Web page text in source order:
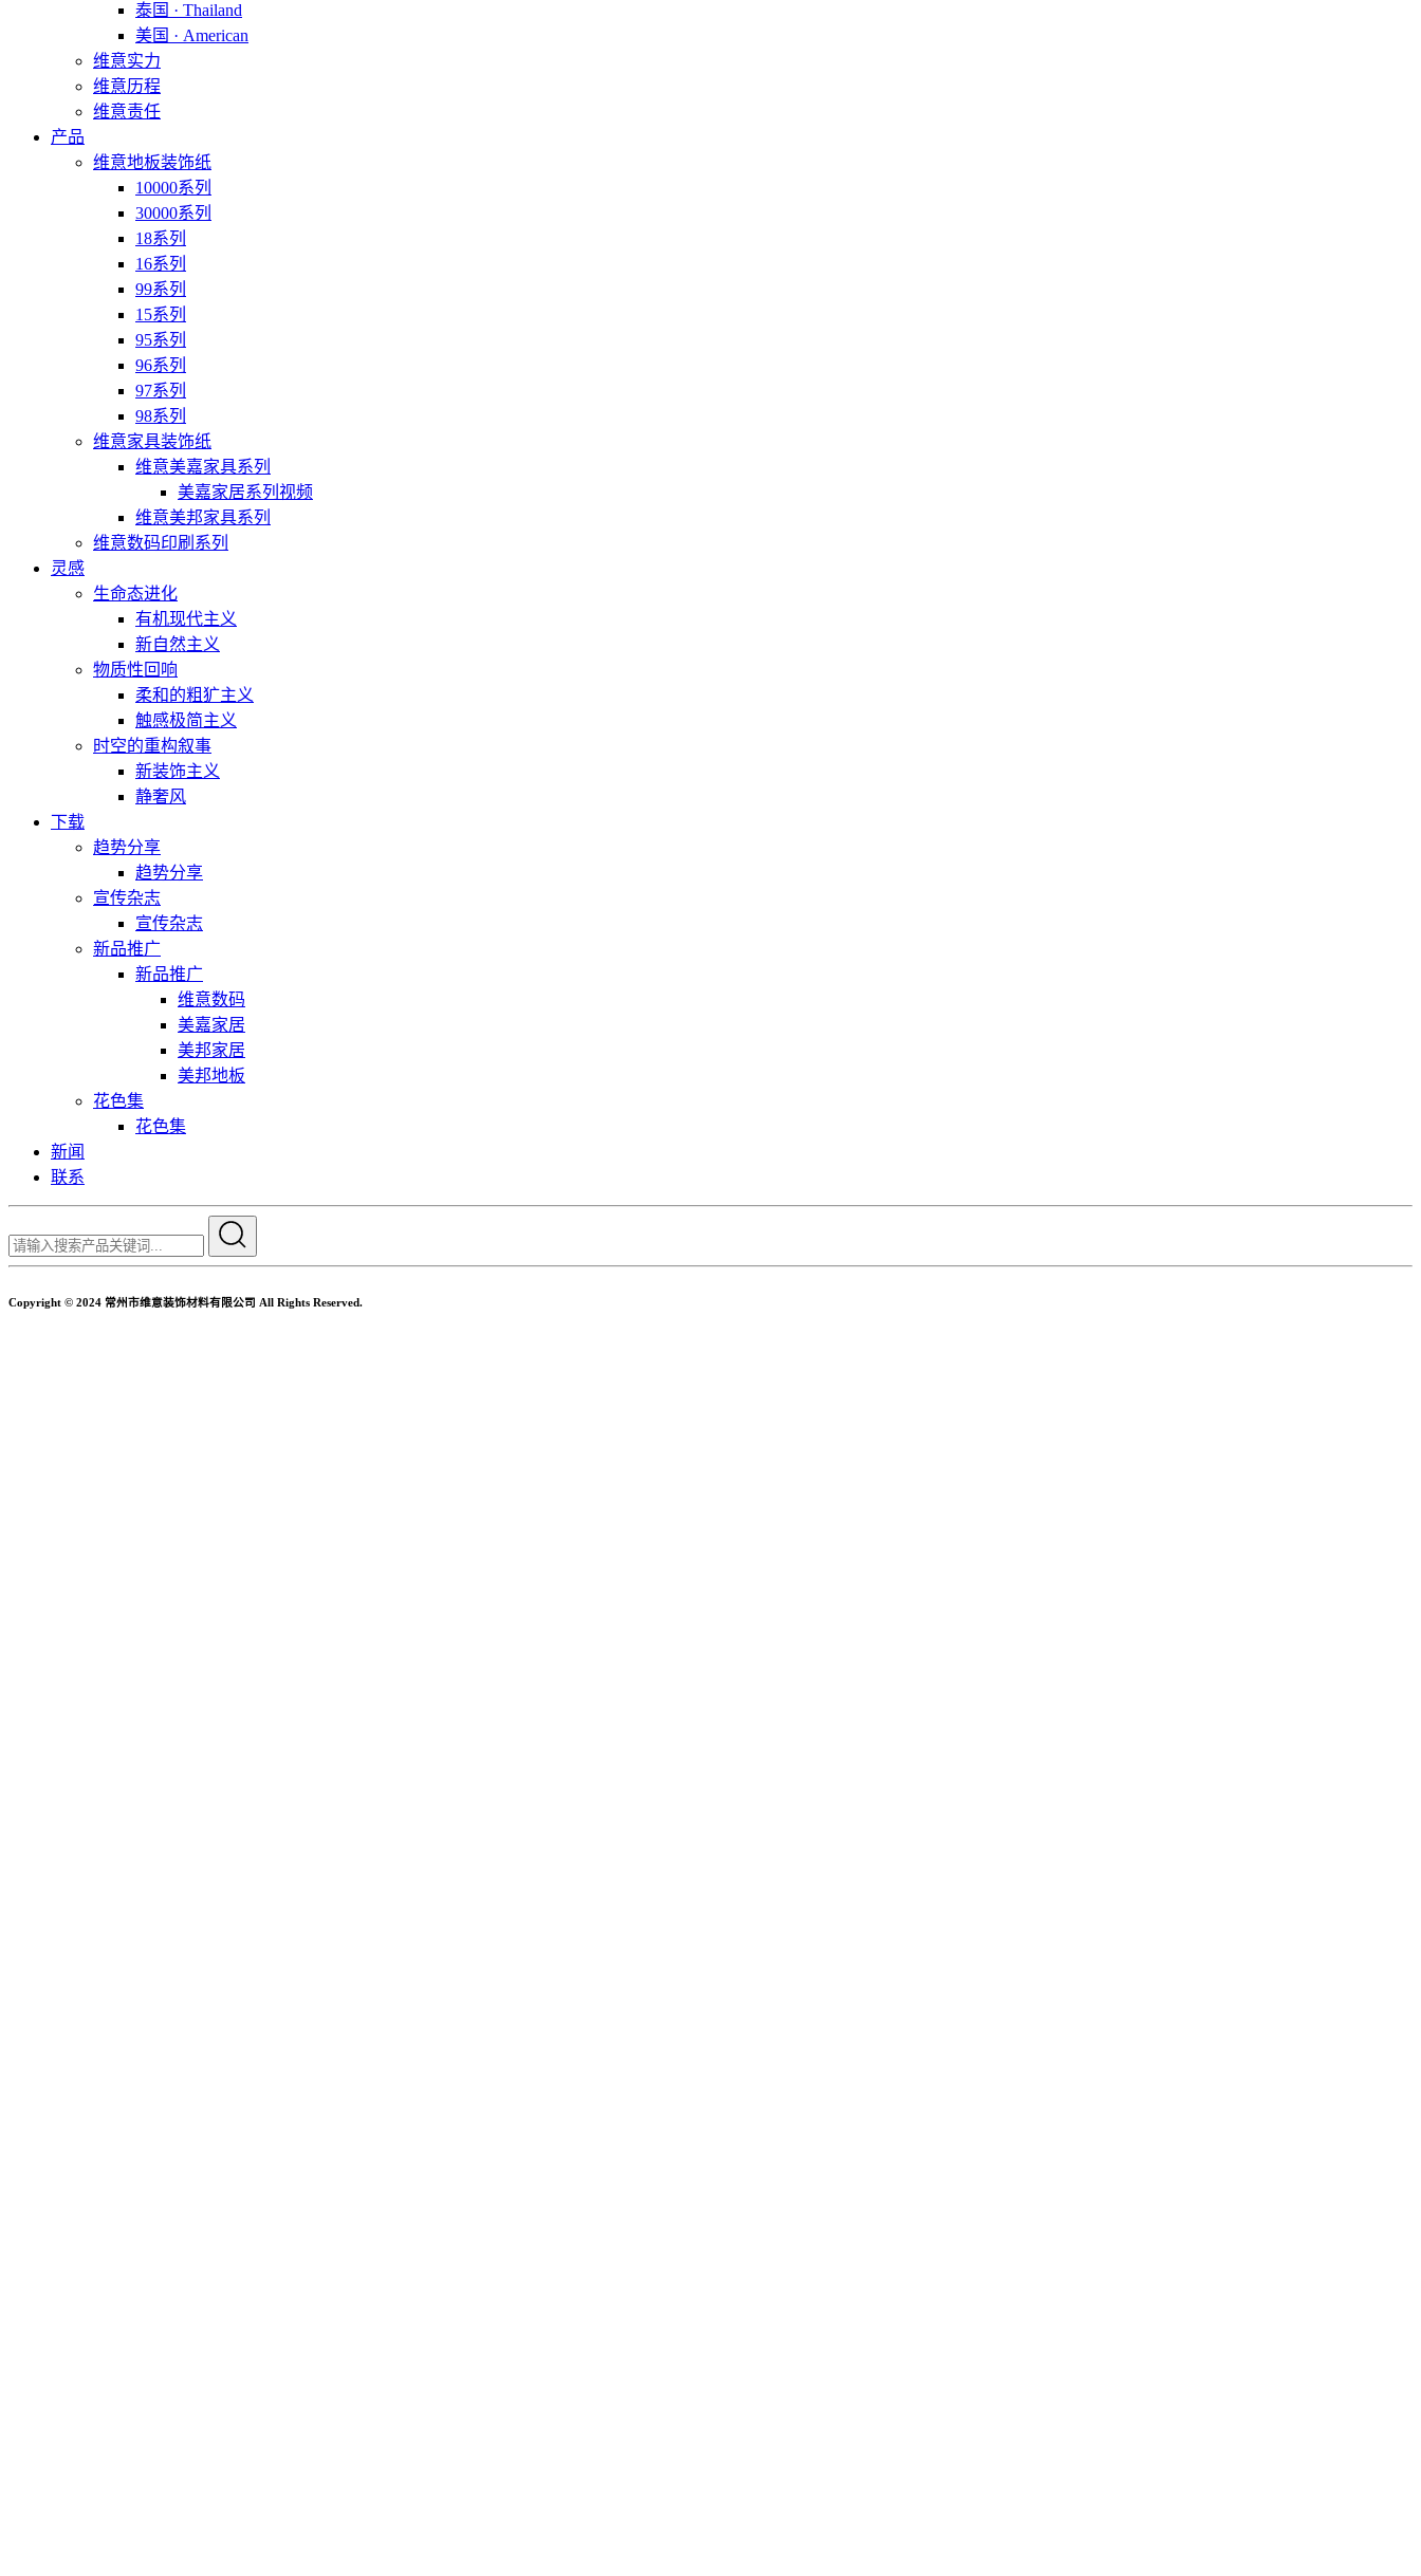
泰国 · Thailand
美国 · American
维意实力
维意历程
维意责任
产品
维意地板装饰纸
10000系列
30000系列
18系列
16系列
99系列
15系列
95系列
96系列
97系列
98系列
维意家具装饰纸
维意美嘉家具系列
美嘉家居系列视频
维意美邦家具系列
维意数码印刷系列
灵感
生命态进化
有机现代主义
新自然主义
物质性回响
柔和的粗犷主义
触感极简主义
时空的重构叙事
新装饰主义
静奢风
下载
趋势分享
趋势分享
宣传杂志
宣传杂志
新品推广
新品推广
维意数码
美嘉家居
美邦家居
美邦地板
花色集
花色集
新闻
联系
Copyright © 2024 常州市维意装饰材料有限公司 All Rights Reserved.